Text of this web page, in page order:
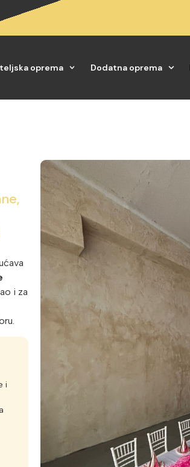
oprema Dodatna oprema
i za
i